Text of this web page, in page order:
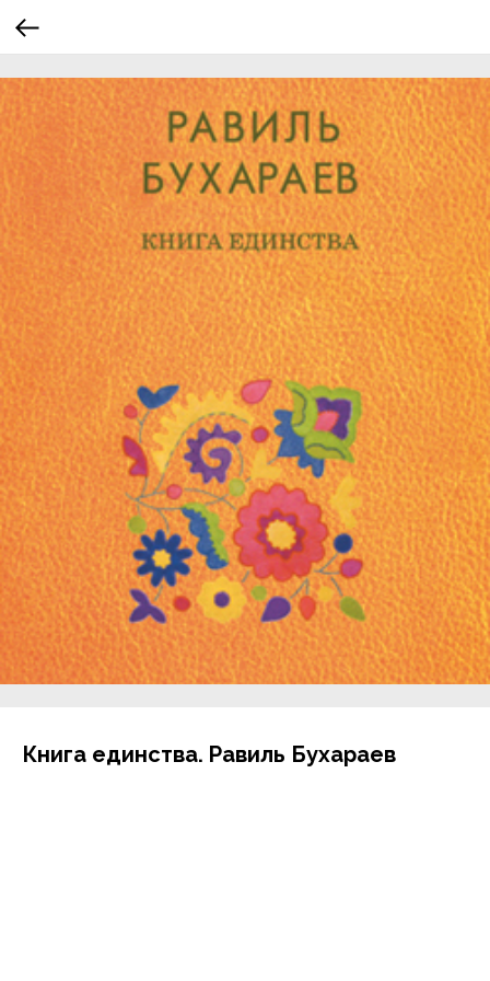
Книга единства. Равиль Бухараев